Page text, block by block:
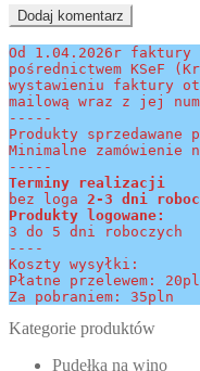
Od 1.04.2026r faktury
pośrednictwem KSeF
wystawieniu faktury
mailową wraz z jej
-----
Produkty sprzedawane
Minimalne zamówienie
-----
Terminy realizacji
bez loga 2-3 dni
Produkty logowane:
3 do 5 dni roboczych
----
Koszty wysyłki:
Płatne przelewem:
Za pobraniem: 35pln
Kategorie produktów
Pudełka na wino